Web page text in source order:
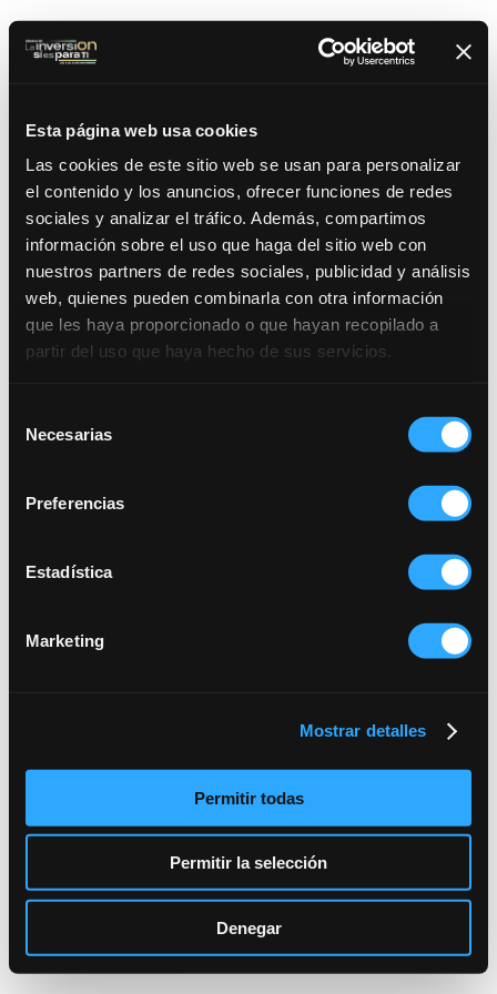
Esta página web usa cookies
Las cookies de este sitio web se usan para personalizar
el contenido y los anuncios, ofrecer funciones de redes
sociales y analizar el tráfico. Además, compartimos
información sobre el uso que haga del sitio web con
nuestros partners de redes sociales, publicidad y análisis
web, quienes pueden combinarla con otra información
que les haya proporcionado o que hayan recopilado a
partir del uso que haya hecho de sus servicios.
Necesarias
Preferencias
Estadística
Marketing
Mostrar detalles
Permitir todas
Permitir la selección
Denegar